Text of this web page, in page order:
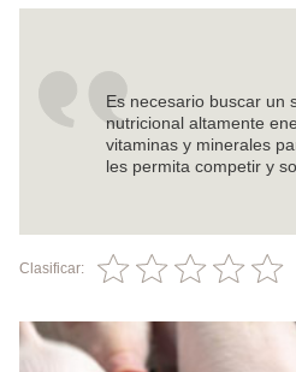
Es necesario buscar un
nutricional altamente
vitaminas y minerales
les permita competir y
Clasificar: